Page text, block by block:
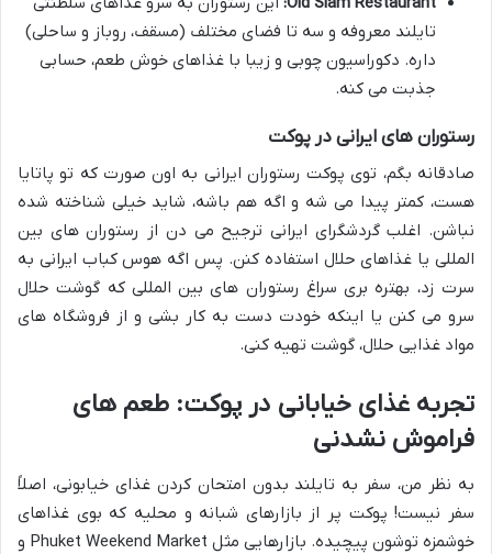
تایلند معروفه و سه تا فضای مختلف (مسقف، روباز و ساحلی)
داره. دکوراسیون چوبی و زیبا با غذاهای خوش طعم، حسابی
جذبت می کنه.
رستوران های ایرانی در پوکت
صادقانه بگم، توی پوکت رستوران ایرانی به اون صورت که تو پاتایا
هست، کمتر پیدا می شه و اگه هم باشه، شاید خیلی شناخته شده
نباشن. اغلب گردشگرای ایرانی ترجیح می دن از رستوران های بین
المللی یا غذاهای حلال استفاده کنن. پس اگه هوس کباب ایرانی به
سرت زد، بهتره بری سراغ رستوران های بین المللی که گوشت حلال
سرو می کنن یا اینکه خودت دست به کار بشی و از فروشگاه های
مواد غذایی حلال، گوشت تهیه کنی.
تجربه غذای خیابانی در پوکت: طعم های
فراموش نشدنی
به نظر من، سفر به تایلند بدون امتحان کردن غذای خیابونی، اصلاً
سفر نیست! پوکت پر از بازارهای شبانه و محلیه که بوی غذاهای
خوشمزه توشون پیچیده. بازارهایی مثل Phuket Weekend Market و